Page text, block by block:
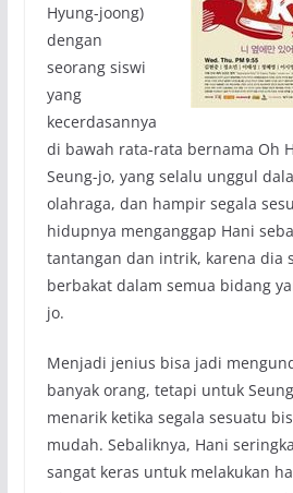
Hyung-joong)
dengan
seorang siswi
yang
kecerdasannya
di bawah rata-rata bernama Oh
Seung-jo, yang selalu unggul
olahraga, dan hampir segala
hidupnya menganggap Hani
tantangan dan intrik, karena dia
berbakat dalam semua bidang
jo.
Menjadi jenius bisa jadi
banyak orang, tetapi untuk
menarik ketika segala sesuatu
mudah. Sebaliknya, Hani
sangat keras untuk melakukan